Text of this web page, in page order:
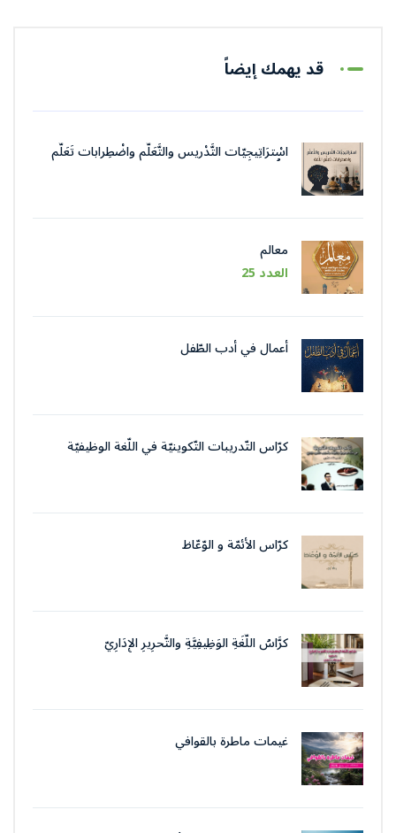
قد يهمك إيضاً
اسْترَاتِيجِيّات التَّدْريس والتَّعَلُّم واضْطِرابات تَعَلُّم
اللُّغة
معالم
العدد 25
أعمال في أدب الطّفل
كرّاس التّدريبات التّكوينيّة في اللّغة الوظيفيّة
بتقنيات وأسلوب التّحرير الإداريّ
كرّاس الأئمّة و الوّعّاظ
كرَّاسُ اللُّغَةِ الوَظِيفِيَّةِ والتَّحرِيرِ الإِدَارِيّ
غيمات ماطرة بالقوافي